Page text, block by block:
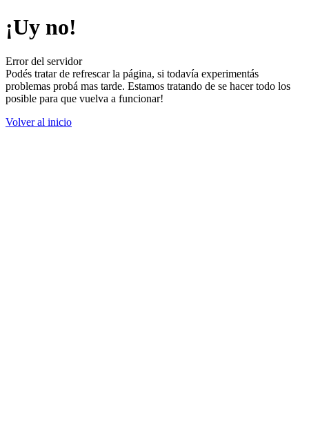
¡Uy no!
Error del servidor
Podés tratar de refrescar la página, si todavía experimentás
problemas probá mas tarde. Estamos tratando de se hacer todo los
posible para que vuelva a funcionar!
Volver al inicio